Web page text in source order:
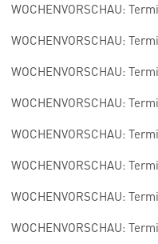
WOCHENVORSCHAU:
WOCHENVORSCHAU:
WOCHENVORSCHAU:
WOCHENVORSCHAU:
WOCHENVORSCHAU:
WOCHENVORSCHAU:
WOCHENVORSCHAU:
WOCHENVORSCHAU: